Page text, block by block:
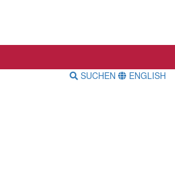
SUCHEN ENGLISH